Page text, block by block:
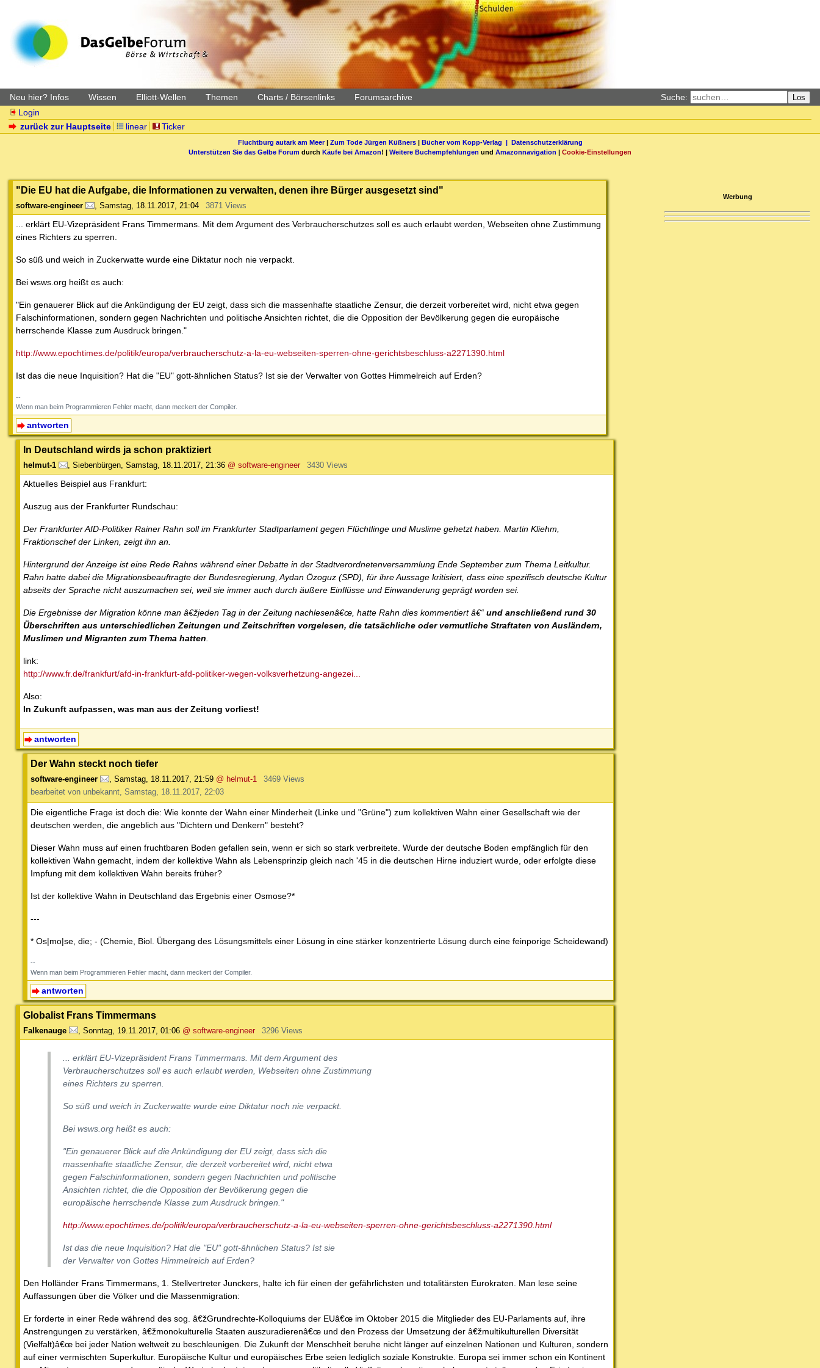
Neu hier? Infos Wissen Elliott-Wellen Themen Charts / Börsenlinks Forumsarchive Suche: Los
Login
zurück zur Hauptseite
linear Ticker
Fluchtburg autark am Meer| Zum Tode Jürgen Küßners| Bücher vom Kopp-Verlag | Datenschutzerklärung
Unterstützen Sie das Gelbe Forum durch Käufe bei Amazon! | Weitere Buchempfehlungen und Amazonnavigation | Cookie-Einstellungen
"Die EU hat die Aufgabe, die Informationen zu verwalten, denen ihre Bürger ausgesetzt sind"
software-engineer , Samstag, 18.11.2017, 21:04 3871 Views
... erklärt EU-Vizepräsident Frans Timmermans. Mit dem Argument des Verbraucherschutzes soll es auch erlaubt werden, Webseiten ohne Zustimmung
eines Richters zu sperren.
So süß und weich in Zuckerwatte wurde eine Diktatur noch nie verpackt.
Bei wsws.org heißt es auch:
"Ein genauerer Blick auf die Ankündigung der EU zeigt, dass sich die massenhafte staatliche Zensur, die derzeit vorbereitet wird, nicht etwa gegen
Falschinformationen, sondern gegen Nachrichten und politische Ansichten richtet, die die Opposition der Bevölkerung gegen die europäische
herrschende Klasse zum Ausdruck bringen."
http://www.epochtimes.de/politik/europa/verbraucherschutz-a-la-eu-webseiten-sperren-ohne-gerichtsbeschluss-a2271390.html
Ist das die neue Inquisition? Hat die "EU" gott-ähnlichen Status? Ist sie der Verwalter von Gottes Himmelreich auf Erden?
--
Wenn man beim Programmieren Fehler macht, dann meckert der Compiler.
antworten
In Deutschland wirds ja schon praktiziert
helmut-1 , Siebenbürgen, Samstag, 18.11.2017, 21:36 @ software-engineer 3430 Views
Aktuelles Beispiel aus Frankfurt:
Auszug aus der Frankfurter Rundschau:
Der Frankfurter AfD-Politiker Rainer Rahn soll im Frankfurter Stadtparlament gegen Flüchtlinge und Muslime gehetzt haben. Martin Kliehm,
Fraktionschef der Linken, zeigt ihn an.
Hintergrund der Anzeige ist eine Rede Rahns während einer Debatte in der Stadtverordnetenversammlung Ende September zum Thema Leitkultur.
Rahn hatte dabei die Migrationsbeauftragte der Bundesregierung, Aydan Özoguz (SPD), für ihre Aussage kritisiert, dass eine spezifisch deutsche Kultur
abseits der Sprache nicht auszumachen sei, weil sie immer auch durch äußere Einflüsse und Einwanderung geprägt worden sei.
Die Ergebnisse der Migration könne man â€žjeden Tag in der Zeitung nachlesenâ€œ, hatte Rahn dies kommentiert â€“ und anschließend rund 30
Überschriften aus unterschiedlichen Zeitungen und Zeitschriften vorgelesen, die tatsächliche oder vermutliche Straftaten von Ausländern,
Muslimen und Migranten zum Thema hatten.
link:
http://www.fr.de/frankfurt/afd-in-frankfurt-afd-politiker-wegen-volksverhetzung-angezei...
Also:
In Zukunft aufpassen, was man aus der Zeitung vorliest!
antworten
Der Wahn steckt noch tiefer
software-engineer , Samstag, 18.11.2017, 21:59 @ helmut-1
3469 Views
bearbeitet von unbekannt, Samstag, 18.11.2017, 22:03
Die eigentliche Frage ist doch die: Wie konnte der Wahn einer Minderheit (Linke und "Grüne") zum kollektiven Wahn einer Gesellschaft wie der
deutschen werden, die angeblich aus "Dichtern und Denkern" besteht?
Dieser Wahn muss auf einen fruchtbaren Boden gefallen sein, wenn er sich so stark verbreitete. Wurde der deutsche Boden empfänglich für den
kollektiven Wahn gemacht, indem der kollektive Wahn als Lebensprinzip gleich nach '45 in die deutschen Hirne induziert wurde, oder erfolgte diese
Impfung mit dem kollektiven Wahn bereits früher?
Ist der kollektive Wahn in Deutschland das Ergebnis einer Osmose?*
---
* Os|mo|se, die; - (Chemie, Biol. Übergang des Lösungsmittels einer Lösung in eine stärker konzentrierte Lösung durch eine feinporige Scheidewand)
--
Wenn man beim Programmieren Fehler macht, dann meckert der Compiler.
antworten
Globalist Frans Timmermans
Falkenauge Sonntag, 19.11.2017, 01:06 @ software-engineer 3296 Views
... erklärt EU-Vizepräsident Frans Timmermans. Mit dem Argument des
Verbraucherschutzes soll es auch erlaubt werden, Webseiten ohne Zustimmung
eines Richters zu sperren.
So süß und weich in Zuckerwatte wurde eine Diktatur noch nie verpackt.
Bei wsws.org heißt es auch:
"Ein genauerer Blick auf die Ankündigung der EU zeigt, dass sich die
massenhafte staatliche Zensur, die derzeit vorbereitet wird, nicht etwa
gegen Falschinformationen, sondern gegen Nachrichten und politische
Ansichten richtet, die die Opposition der Bevölkerung gegen die
europäische herrschende Klasse zum Ausdruck bringen."
http://www.epochtimes.de/politik/europa/verbraucherschutz-a-la-eu-webseiten-sperren-ohne-gerichtsbeschluss-a2271390.html
Ist das die neue Inquisition? Hat die "EU" gott-ähnlichen Status? Ist sie
der Verwalter von Gottes Himmelreich auf Erden?
Den Holländer Frans Timmermans, 1. Stellvertreter Junckers, halte ich für einen der gefährlichsten und totalitärsten Eurokraten. Man lese seine
Auffassungen über die Völker und die Massenmigration:
Er forderte in einer Rede während des sog. â€žGrundrechte-Kolloquiums der EUâ€œ im Oktober 2015 die Mitglieder des EU-Parlaments auf, ihre
Anstrengungen zu verstärken, â€žmonokulturelle Staaten auszuradierenâ€œ und den Prozess der Umsetzung der â€žmultikulturellen Diversität
(Vielfalt)â€œ bei jeder Nation weltweit zu beschleunigen. Die Zukunft der Menschheit beruhe nicht länger auf einzelnen Nationen und Kulturen, sondern
auf einer vermischten Superkultur. Europäische Kultur und europäisches Erbe seien lediglich soziale Konstrukte. Europa sei immer schon ein Kontinent
Werbung